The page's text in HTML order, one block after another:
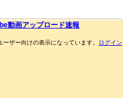
動画アップロード速報
ーザー向けの表示になっています。 ログイン